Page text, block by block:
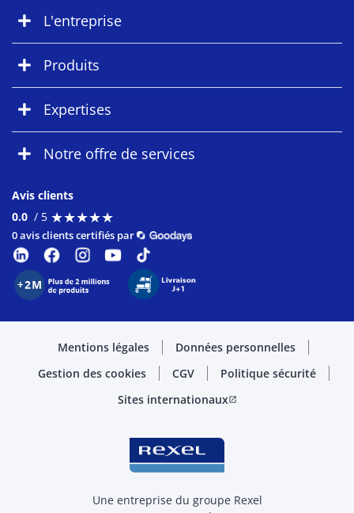
L'entreprise
Produits
Expertises
Notre offre de services
Avis clients
0.0 / 5 ★★★★★
★★★★★
0 avis clients certifiés par
Mentions légales
Données personnelles
Gestion des cookies
CGV
Politique sécurité
Sites internationauxopen_in_new
Une entreprise du groupe Rexel